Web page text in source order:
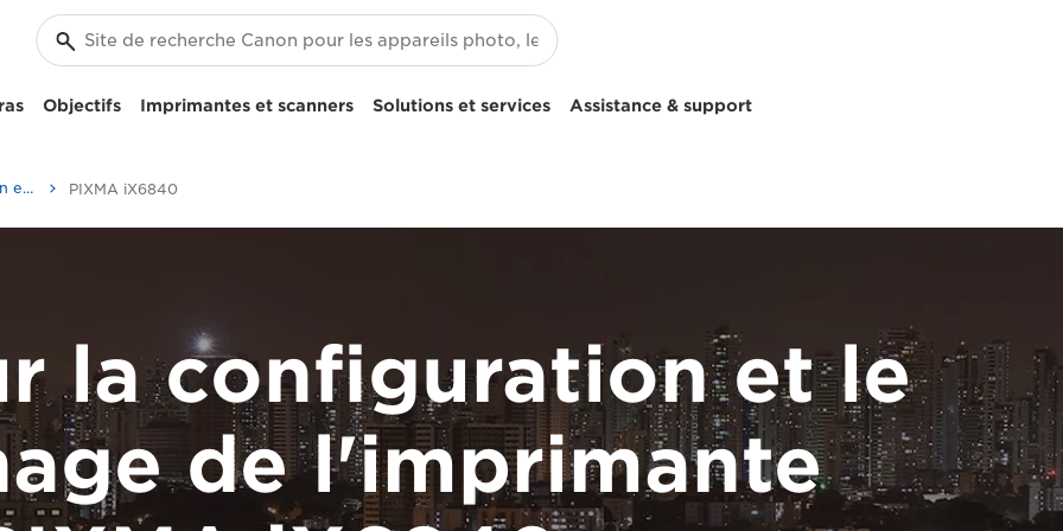
Objectifs Imprimantes et scanners Solutions et services Assistance & support
Vidéos sur la configuration et le dépannage PIXMA iX6840
la configuration et le
de l'imprimante